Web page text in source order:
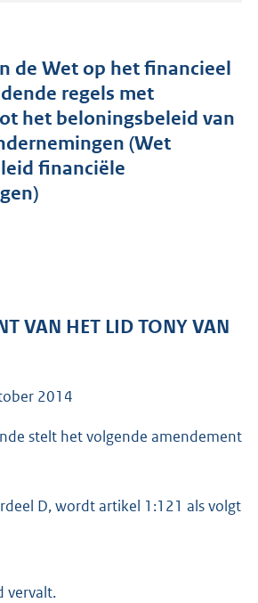
s
g
r
o
t
de Wet op het financieel
regels met
het beloningsbeleid van
(Wet
financiële
VAN HET LID TONY VAN
2014
stelt het volgende amendement
D, wordt artikel 1:121 als volgt
vervalt.